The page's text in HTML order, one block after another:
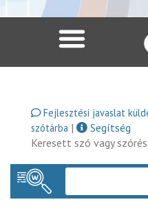
Fejlesztési javaslat
szótárba |
Segítség
Keresett szó vagy